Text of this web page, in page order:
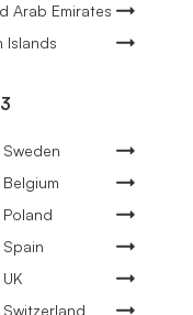
Arab Emirates
Islands